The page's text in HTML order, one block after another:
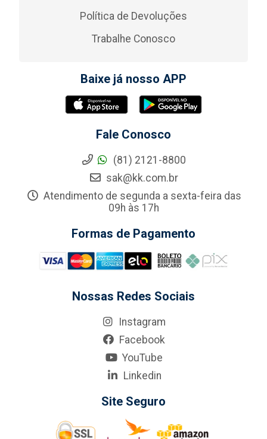
Política de Devoluções
Trabalhe Conosco
Baixe já nosso APP
Fale Conosco
(81) 2121-8800
sak@kk.com.br
Atendimento de segunda a sexta-feira das
09h às 17h
Formas de Pagamento
Nossas Redes Sociais
Instagram
Facebook
YouTube
Linkedin
Site Seguro